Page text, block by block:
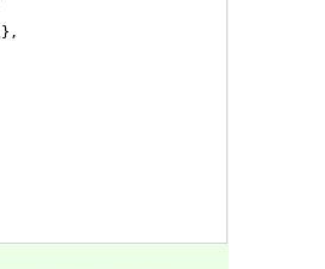
} ,